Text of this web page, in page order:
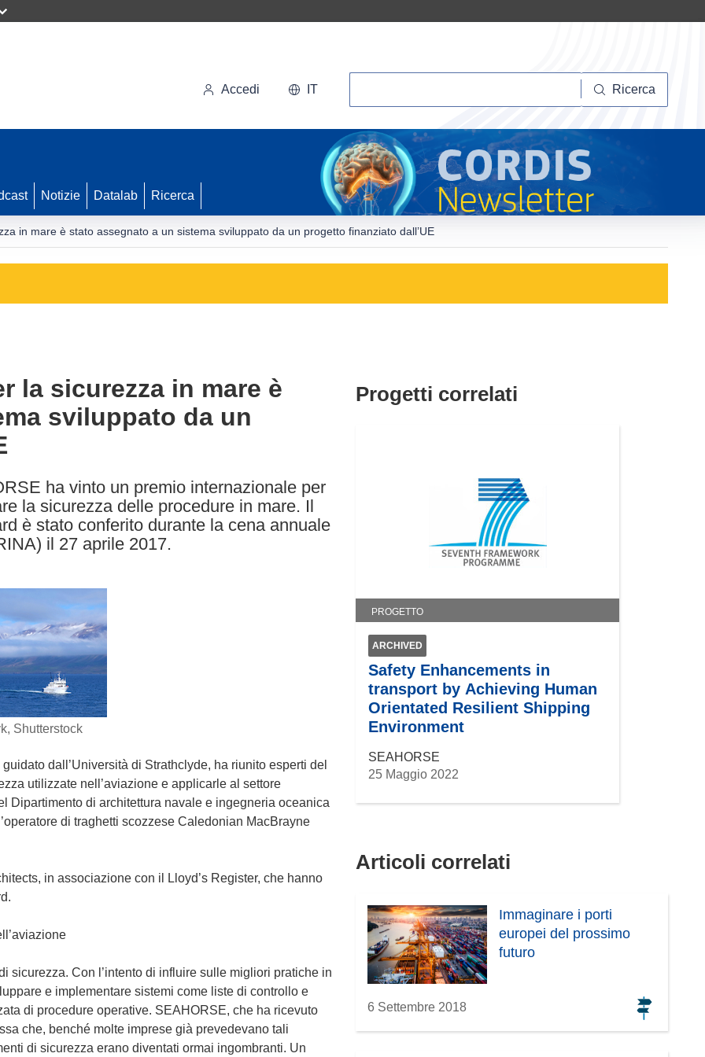
Accedi IT Ricerca
Notizie Datalab Ricerca
in mare è stato assegnato a un sistema sviluppato da un progetto finanziato dall’UE
la sicurezza in mare è
sviluppato da un
ha vinto un premio internazionale per
la sicurezza delle procedure in mare. Il
è stato conferito durante la cena annuale
il 27 aprile 2017.
Shutterstock
dall’Università di Strathclyde, ha riunito esperti del
utilizzate nell’aviazione e applicarle al settore
Dipartimento di architettura navale e ingegneria oceanica
di traghetti scozzese Caledonian MacBrayne
in associazione con il Lloyd’s Register, che hanno
sicurezza. Con l’intento di influire sulle migliori pratiche in
e implementare sistemi come liste di controllo e
di procedure operative. SEAHORSE, che ha ricevuto
che, benché molte imprese già prevedevano tali
di sicurezza erano diventati ormai ingombranti. Un
Progetti correlati
PROGETTO
ARCHIVED
Safety Enhancements in
transport by Achieving Human
Orientated Resilient Shipping
Environment
SEAHORSE
25 Maggio 2022
Articoli correlati
Immaginare i porti
europei del prossimo
futuro
6 Settembre 2018